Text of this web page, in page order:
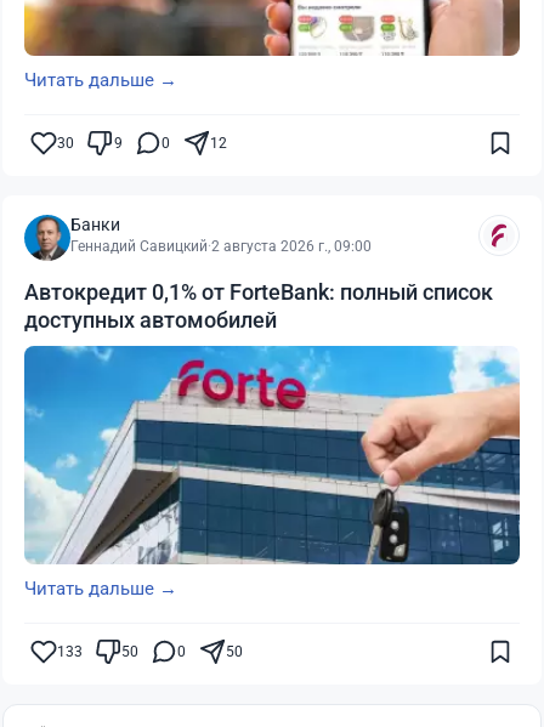
Читать дальше →
30 9 0 12
Банки
Геннадий Савицкий·2 августа 2026 г., 09:00
Автокредит 0,1% от ForteBank: полный список
доступных автомобилей
Читать дальше →
133 50 0 50